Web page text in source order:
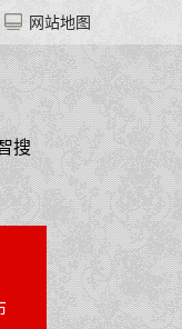
网站地图
搜